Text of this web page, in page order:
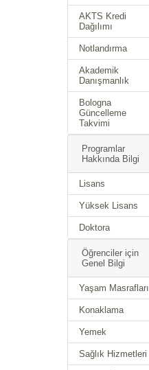
AKTS Kredi
Dağılımı
Notlandırma
Akademik
Danışmanlık
Bologna
Güncelleme
Takvimi
Programlar
Hakkında Bilgi
Lisans
Yüksek Lisans
Doktora
Öğrenciler için
Genel Bilgi
Yaşam Masrafları
Konaklama
Yemek
Sağlık Hizmetleri